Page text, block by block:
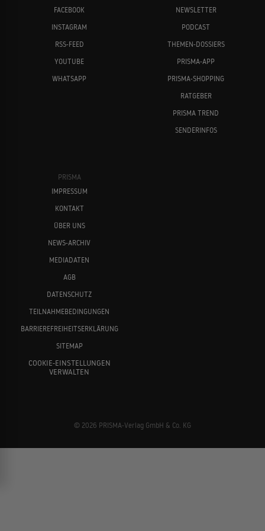
FACEBOOK
INSTAGRAM
RSS-FEED
YOUTUBE
WHATSAPP
NEWSLETTER
PODCAST
THEMEN-DOSSIERS
PRISMA-APP
PRISMA-SHOPPING
RATGEBER
PRISMA TREND
SENDERINFOS
PRISMA
IMPRESSUM
KONTAKT
ÜBER UNS
NEWS-ARCHIV
MEDIADATEN
AGB
DATENSCHUTZ
TEILNAHMEBEDINGUNGEN
BARRIEREFREIHEITSERKLÄRUNG
SITEMAP
COOKIE-EINSTELLUNGEN
VERWALTEN
© 2026 PRISMA-Verlag GmbH & Co. KG